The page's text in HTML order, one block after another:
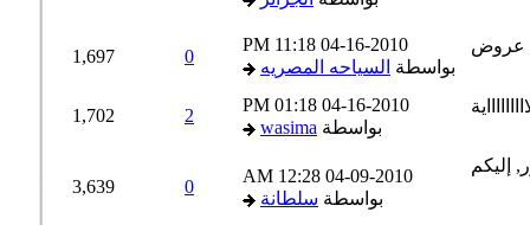
04-16-2010
11:18 PM
بواسطةالسياحه المصريه
1,697
04-16-2010
01:18 PM
بواسطةwasima
1,702
04-09-2010
12:28 AM
بواسطةسلطانة
3,639